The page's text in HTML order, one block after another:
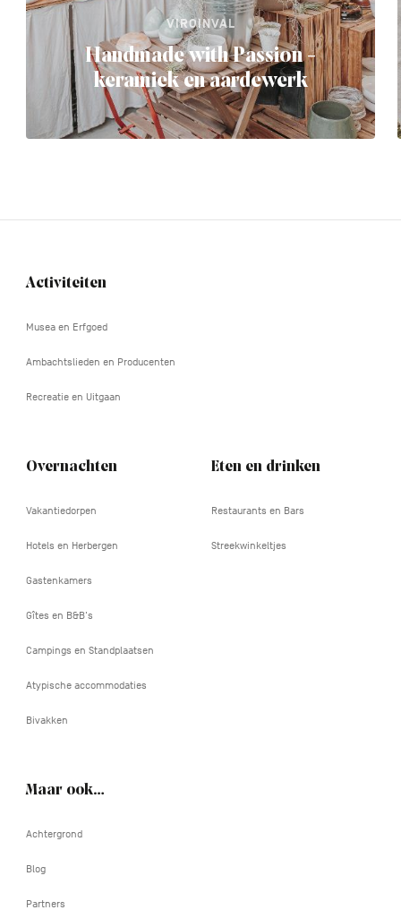
VIROINVAL
Handmade with Passion -
keramiek en aardewerk
Navigation
Activiteiten
Musea en Erfgoed
Ambachtslieden en Producenten
Recreatie en Uitgaan
Overnachten
Vakantiedorpen
Hotels en Herbergen
Gastenkamers
Gîtes en B&B's
Campings en Standplaatsen
Atypische accommodaties
Bivakken
Eten en drinken
Restaurants en Bars
Streekwinkeltjes
Maar ook…
Achtergrond
Blog
Partners